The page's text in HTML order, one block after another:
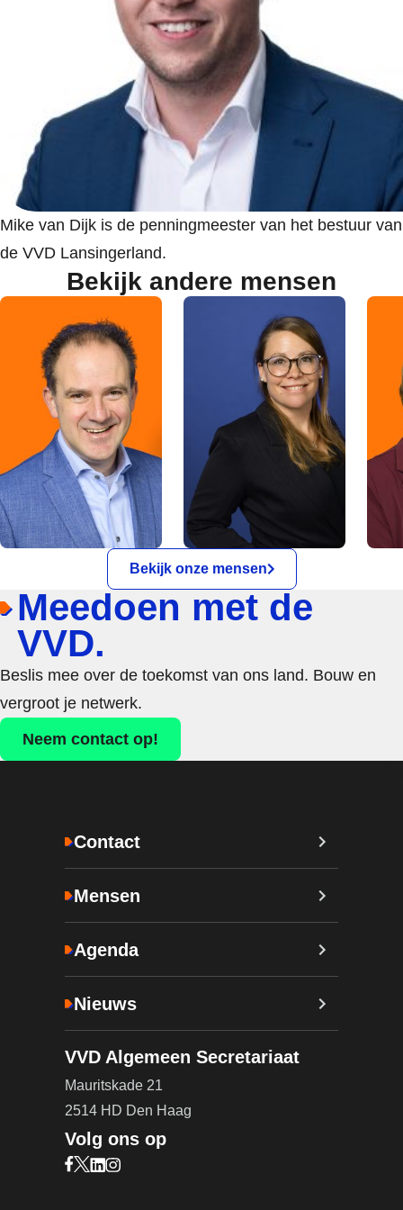
Mike van Dijk is de penningmeester van het bestuur van
de VVD Lansingerland.
Bekijk andere mensen
Bekijk onze mensen
Meedoen met de
VVD.
Beslis mee over de toekomst van ons land. Bouw en
vergroot je netwerk.
Neem contact op!
Contact
Mensen
Agenda
Nieuws
VVD Algemeen Secretariaat
Mauritskade 21
2514 HD Den Haag
Volg ons op
Bezoek onze Facebook pagina (opent in nieuw
Bezoek onze X pagina (opent in nieuw tabblad)
Bezoek onze LinkedIn pagina (opent in nieuw
Bezoek onze Instagram pagina (opent in